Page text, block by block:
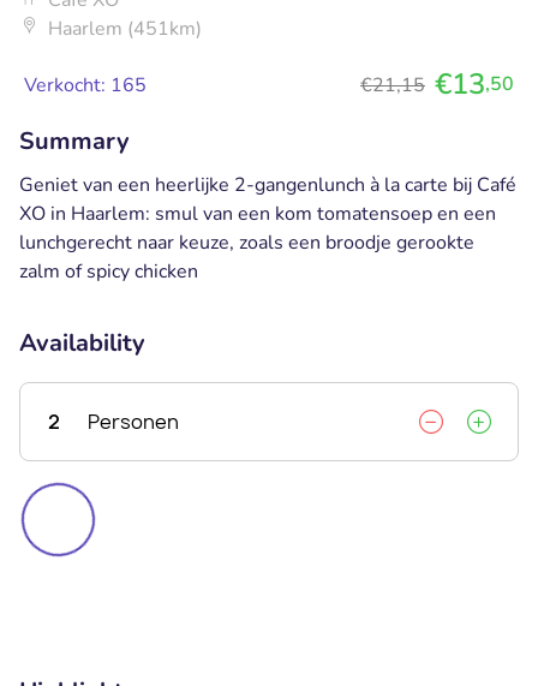
Haarlem (451km)
Verkocht: 165 €21,15 €13,50
Summary
Geniet van een heerlijke 2-gangenlunch à la carte bij Café
XO in Haarlem: smul van een kom tomatensoep en een
lunchgerecht naar keuze, zoals een broodje gerookte
zalm of spicy chicken
Availability
2 Personen